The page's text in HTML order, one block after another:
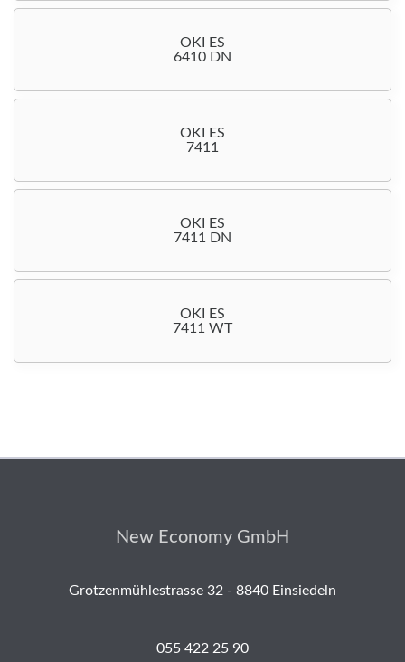
OKI ES
6410 DN
OKI ES
7411
OKI ES
7411 DN
OKI ES
7411 WT
New Economy GmbH
Grotzenmühlestrasse 32 - 8840 Einsiedeln
055 422 25 90